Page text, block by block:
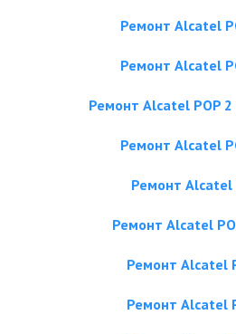
Ремонт Alcatel
Ремонт Alcatel
Ремонт Alcatel POP 2
Ремонт Alcatel
Ремонт Alcatel
Ремонт Alcatel
Ремонт Alcatel
Ремонт Alcatel